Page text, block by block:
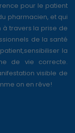
pour le patient
pharmacien, et qui
travers la prise de
de la santé
la
de vie correcte.
visible de
on en rêve!